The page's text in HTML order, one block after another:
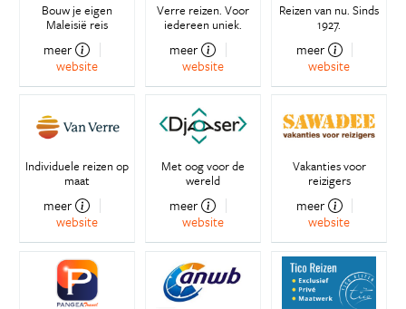
Bouw je eigen
Maleisië reis
meer
website
Verre reizen. Voor
iedereen uniek.
meer
website
Reizen van nu. Sinds
1927.
meer
website
Individuele reizen op
maat
meer
website
Met oog voor de
wereld
meer
website
Vakanties voor
reizigers
meer
website